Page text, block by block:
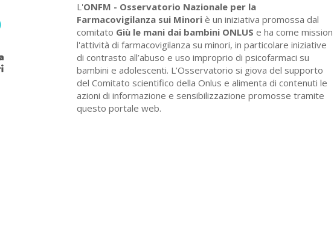
L'ONFM - Osservatorio Nazionale per la
Farmacovigilanza sui Minori è un iniziativa promossa dal
comitato Giù le mani dai bambini ONLUS e ha come mission
l'attività di farmacovigilanza su minori, in particolare iniziative
di contrasto all’abuso e uso improprio di psicofarmaci su
bambini e adolescenti. L’Osservatorio si giova del supporto
del Comitato scientifico della Onlus e alimenta di contenuti le
azioni di informazione e sensibilizzazione promosse tramite
questo portale web.